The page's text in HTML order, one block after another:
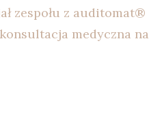
zespołu z auditomat®
medyczna na